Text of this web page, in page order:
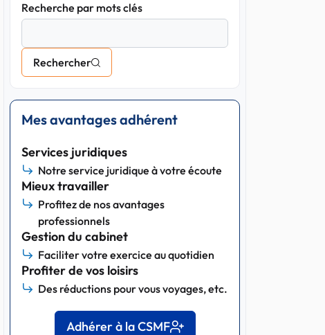
Recherche par mots clés
Rechercher
Mes avantages adhérent
Services juridiques
Notre service juridique à votre écoute
Mieux travailler
Profitez de nos avantages
professionnels
Gestion du cabinet
Faciliter votre exercice au quotidien
Profiter de vos loisirs
Des réductions pour vous voyages, etc.
Adhérer à la CSMF